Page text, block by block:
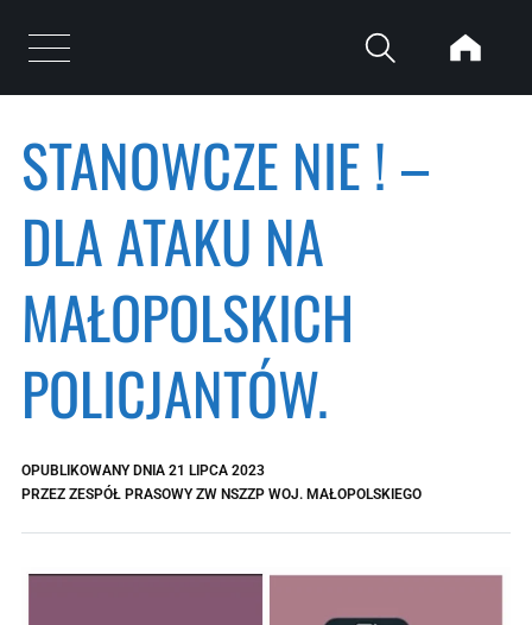
Otwórz menu
STANOWCZE NIE ! –
DLA ATAKU NA
MAŁOPOLSKICH
POLICJANTÓW.
OPUBLIKOWANY DNIA 21 LIPCA 2023
PRZEZ ZESPÓŁ PRASOWY ZW NSZZP WOJ. MAŁOPOLSKIEGO